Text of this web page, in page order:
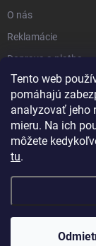
Tento web
pomáhajú
analyzovať jeho
mieru. Na ich
môžete
tu.
O nás
Reklamácie
Doprava a platba
Kontakt
Blog
Copyright 2026